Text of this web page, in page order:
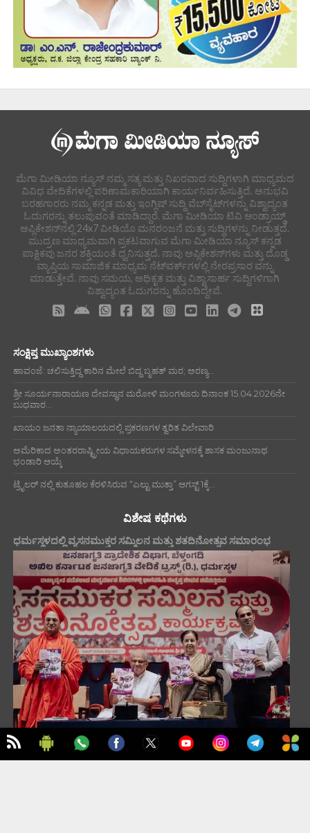
ಮೆಗಾ ಮೀಡಿಯಾ ನ್ಯೂಸ್ ನಮ್ಮ ಸತ್ಯ ಮತ್ತು ನಿಖರವಾದ ಸುದ್ದಿಗಳಾಗಿ ಮಾಧ್ಯಮದ
ವಿವಿಧ ವೇದಿಕೆಗಳಲ್ಲಿ ಪರಿಣಾಮಕಾರಿಯಾಗಿ ಕಾರ್ಯನಿರ್ವಹಿಸುತ್ತಿದೆ. ಅನುಭವಿ
ಬರಹಗಾರರು ನಮ್ಮ ಕನ್ನಡ ಮತ್ತು ಇಂಗ್ಲಿಷ್ ಸುದ್ದಿ ವೆಬ್‌ಸೈಟ್‌ಗಳನ್ನು ವಿಶ್ವಾದ್ಯಂತ
ಓದುಗರನ್ನು ತಲುಪುವಂತೆ ಮಾಡಿದ್ದಾರೆ. ಮೆಗಾ ಮೀಡಿಯಾ ಟಿವಿ ಆಂಡ್ರಾಯ್ಡ್
ಅಪ್ಲಿಕೇಶನ್‌ನಲ್ಲಿ 24x7 ವೀಡಿಯೊ ಮನರಂಜನೆ ಮತ್ತು ಸುದ್ದಿಗಳನ್ನು ನೀಡುತ್ತದೆ.
ಮುದ್ರಣ ಮಾಧ್ಯಮವಾಗಿ ಪ್ರಕಟವಾಗುವ ಮೆಗಾ ಮೀಡಿಯಾ ನ್ಯೂಸ್ ಕನ್ನಡ
ಪಾಕ್ಷಿಕವು ಜನರ ಶಕ್ತಿಯಂತೆ ಧ್ವನಿಸುತ್ತದೆ. ನಾವು ಅಪ್ಲಿಕೇಶನ್‌ಗಳು ಮತ್ತು ದೊಡ್ಡ
ವ್ಯಾಪ್ತಿಯ ಸಾಮಾಜಿಕ ಮಾಧ್ಯಮ ನೆಟ್‌ವರ್ಕ್‌ಗಳಲ್ಲಿ ನೇರಪ್ರಸಾರ ವನ್ನು
ಮಾಡುತ್ತೇವೆ. ನಾವು ಸಮಯ, ಅಧಿಕೃತ ಮತ್ತು ವಿಶ್ವಾಸಾರ್ಹ ಸುದ್ದಿಗಳಿಗಾಗಿ
ವಿಶ್ವಾದ್ಯಂತ ಓದುಗರನ್ನು ಹೊಂದಿದ್ದೇವೆ.
ಸಂಕ್ಷಿಪ್ತ ಮುಖ್ಯಾಂಶಗಳು
ಹಾವಂಜೆ: ಚಲಿಸುತ್ತಿದ್ದ ಕಾರಿನ ಮೇಲೆ ಬಿದ್ದ ಬೃಹತ್ ಮರ; ಅರಣ್ಯ...
ಶ್ರೀ ಸೂರ್ಯನಾರಾಯಣ ದೇವಸ್ಥಾನ ಮರೋಳಿ ಮಂಗಳೂರು ದಿನಾಂಕ 15.04.2026ನೇ
ಬುಧವಾರ...
ಖಾಯಂ ಜನತಾ ನ್ಯಾಯಾಲಯದಲ್ಲಿ ಪ್ರಕರಣಗಳ ತ್ವರಿತ ವಿಲೇವಾರಿ
ಅಮೆರಿಕಾದ ಅಂತರರಾಷ್ಟ್ರೀಯ ವಿಧಾಯಕರುಗಳ ಸಮ್ಮೇಳನಕ್ಕೆ ಶಾಸಕ ಮಂಜುನಾಥ
ಭಂಡಾರಿ ಆಯ್ಕೆ
ಟ್ರೈಲರ್ ನಲ್ಲಿ ಕುತೂಹಲ ಕೆರಳಿಸಿರುವ “ಎಲ್ಟು ಮುತ್ತಾ” ಆಗಸ್ಟ್ 1ಕ್ಕೆ...
ವಿಶೇಷ ಕಥೆಗಳು
ಧರ್ಮಸ್ಥಳದಲ್ಲಿ ವ್ಯಸನಮುಕ್ತರ ಸಮ್ಮಿಲನ ಮತ್ತು ಶತದಿನೋತ್ಸವ ಸಮಾರಂಭ